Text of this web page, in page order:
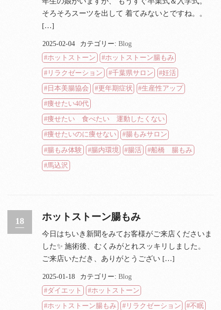
そろそろスーツを出して 着てみないとですね。。
[…]
2025-02-04 カテゴリー:Blog
ホットストーン
ホットストーン腸もみ
リラクゼーション 千葉県サロン 妊活
日本美腸協会 更年期症状 生産性アップ
痩せたい40代
痩せたい 食べたい 運動したくない
痩せたいのに痩せない 腸もみサロン
腸もみ体験 腸内環境 腸活 船橋 腸もみ
馬込沢
18 ホットストーン腸もみ
今日はちいき新聞をみてお客様がご来店くださいま
した✨ 施術後、むくみがとれスッキリしました。
ご来店いただき、ありがとうござい […]
2025-01-18 カテゴリー:Blog
ダイエット
ホットストーン
ホットストーン腸もみ リラクゼーション 不眠